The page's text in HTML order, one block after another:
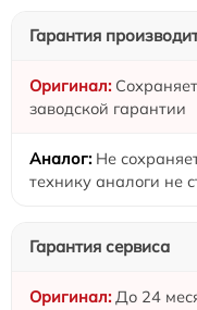
Гарантия
заводской гарантии
Не
технику аналоги не
Гарантия сервиса
До 24